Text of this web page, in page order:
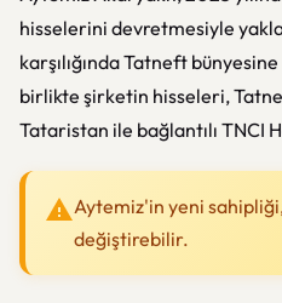
hisselerini devretmesiyle
karşılığında Tatneft
birlikte şirketin hisseleri,
Tataristan ile bağlantılı TNCI
Aytemiz'in yeni
değiştirebilir.